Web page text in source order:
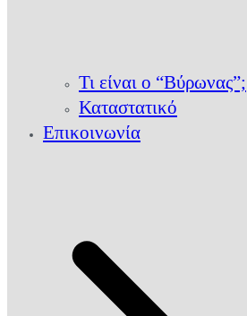
Τι είναι ο “Βύρωνας”;
Καταστατικό
Επικοινωνία